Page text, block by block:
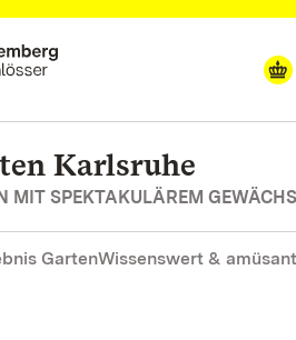
Karlsruhe
MIT SPEKTAKULÄREM
GartenWissenswert & amüsant